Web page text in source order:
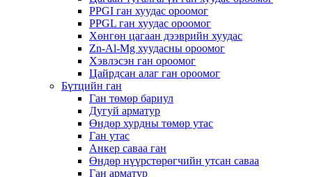
PPGI ган хуудас ороомог
PPGL ган хуудас ороомог
Хөнгөн цагаан дээврийн хуудас
Zn-Al-Mg хуудасны ороомог
Хэвлэсэн ган ороомог
Цайрдсан алаг ган ороомог
Бүтцийн ган
Ган төмөр бариул
Дугуй арматур
Өндөр хурдны төмөр утас
Ган утас
Анкер саваа ган
Өндөр нүүрстөрөгчийн утсан саваа
Ган арматур